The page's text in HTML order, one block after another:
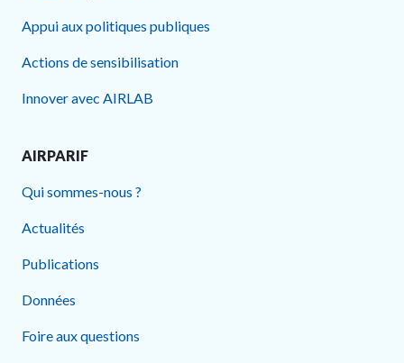
Appui aux politiques publiques
Actions de sensibilisation
Innover avec AIRLAB
AIRPARIF
Qui sommes-nous ?
Actualités
Publications
Données
Foire aux questions